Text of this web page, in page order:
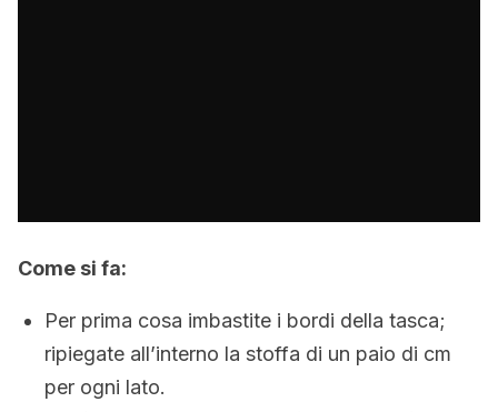
Come si fa:
Per prima cosa imbastite i bordi della tasca;
ripiegate all’interno la stoffa di un paio di cm
per ogni lato.